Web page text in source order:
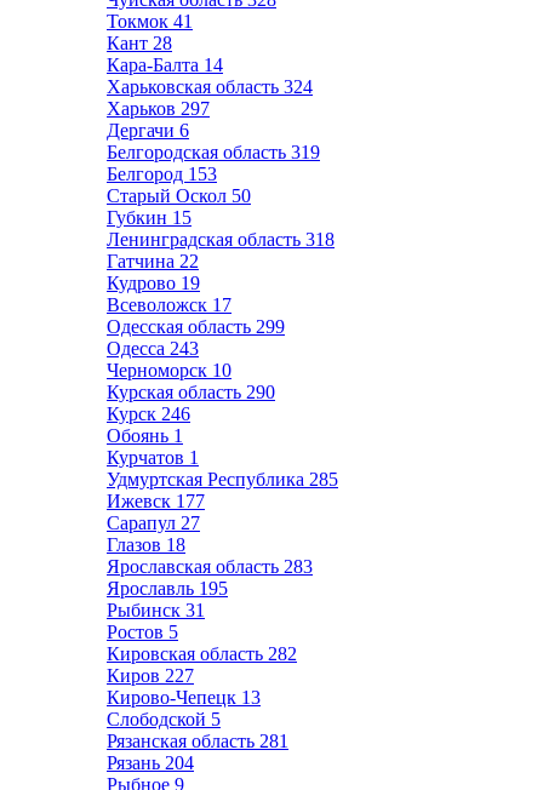
Токмок 41
Кант 28
Кара-Балта 14
Харьковская область 324
Харьков 297
Дергачи 6
Белгородская область 319
Белгород 153
Старый Оскол 50
Губкин 15
Ленинградская область 318
Гатчина 22
Кудрово 19
Всеволожск 17
Одесская область 299
Одесса 243
Черноморск 10
Курская область 290
Курск 246
Обоянь 1
Курчатов 1
Удмуртская Республика 285
Ижевск 177
Сарапул 27
Глазов 18
Ярославская область 283
Ярославль 195
Рыбинск 31
Ростов 5
Кировская область 282
Киров 227
Кирово-Чепецк 13
Слободской 5
Рязанская область 281
Рязань 204
Рыбное 9